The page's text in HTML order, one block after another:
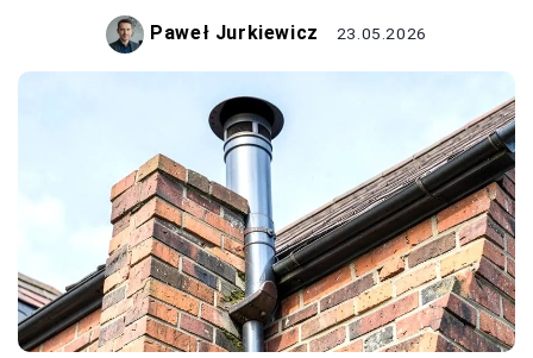
Paweł Jurkiewicz 23.05.2026